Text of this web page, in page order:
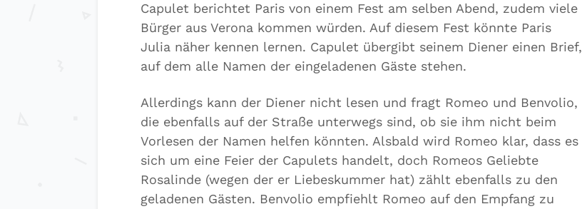
Capulet berichtet Paris von einem Fest am selben Abend, zudem viele
Bürger aus Verona kommen würden. Auf diesem Fest könnte Paris
Julia näher kennen lernen. Capulet übergibt seinem Diener einen Brief,
auf dem alle Namen der eingeladenen Gäste stehen.
Allerdings kann der Diener nicht lesen und fragt Romeo und Benvolio,
die ebenfalls auf der Straße unterwegs sind, ob sie ihm nicht beim
Vorlesen der Namen helfen könnten. Alsbald wird Romeo klar, dass es
sich um eine Feier der Capulets handelt, doch Romeos Geliebte
Rosalinde (wegen der er Liebeskummer hat) zählt ebenfalls zu den
geladenen Gästen. Benvolio empfiehlt Romeo auf den Empfang zu